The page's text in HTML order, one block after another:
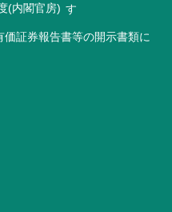
(内閣官房)
証券報告書等の開示書類に